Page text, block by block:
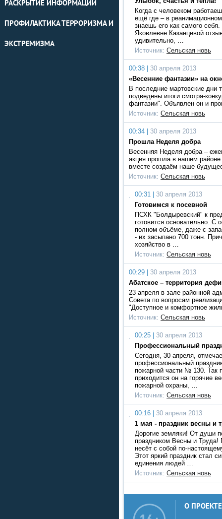
РАСКРЫТИЕ ИНФОРМАЦИИ
ПРОФИЛАКТИКА ТЕРРОРИЗМА И
ЭКСТРЕМИЗМА
Когда с человеком
ещё где – в
знаешь его как самого
Яковлевне Казанцевой
удивительно, …
Источник: Сельская новь
00:38 |
30 апреля 2013
«Весенние фантазии» на
В последние мартовские дни
подведены итоги смотра-
фантазии". Объявлен он и
Источник: Сельская новь
00:34 |
30 апреля 2013
Прошла Неделя добра
Весенняя Неделя добра –
акция прошла в нашем
вместе создаём наше
Источник: Сельская новь
00:31 |
30 апреля 2013
Готовимся к посевной
ПСХК "Болдыревский" к
готовится основательно. С
полном объёме, даже с
- их засыпано 700 тонн.
хозяйство в …
Источник: Сельская новь
00:29 |
30 апреля 2013
Абатское – территория
23 апреля в зале районной
Совета по вопросам
"Доступное и комфортное
Источник: Сельская новь
00:25 |
30 апреля 2013
Профессиональный
Сегодня, 30 апреля,
профессиональный
пожарной части № 130. Так
приходится он на горячие
пожарной охраны, …
Источник: Сельская новь
00:16 |
30 апреля 2013
1 мая - праздник весны и
Дорогие земляки! От души
праздником Весны и Труда!
несёт с собой по-
Этот яркий праздник стал
единения людей …
Источник: Сельская новь
О ПРОЕКТЕ